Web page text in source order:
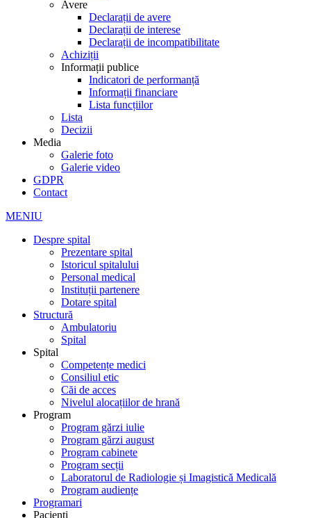
Avere
Declarații de avere
Declarații de interese
Declarații de incompatibilitate
Achiziții
Informații publice
Indicatori de performanță
Informații financiare
Lista funcțiilor
Lista
Decizii
Media
Galerie foto
Galerie video
GDPR
Contact
MENIU
Despre spital
Prezentare spital
Istoricul spitalului
Personal medical
Instituții partenere
Dotare spital
Structură
Ambulatoriu
Spital
Spital
Competențe medici
Consiliul etic
Căi de acces
Nivelul alocațiilor de hrană
Program
Program gărzi iulie
Program gărzi august
Program cabinete
Program secții
Laboratorul de Radiologie și Imagistică Medicală
Program audiențe
Programari
Pacienți